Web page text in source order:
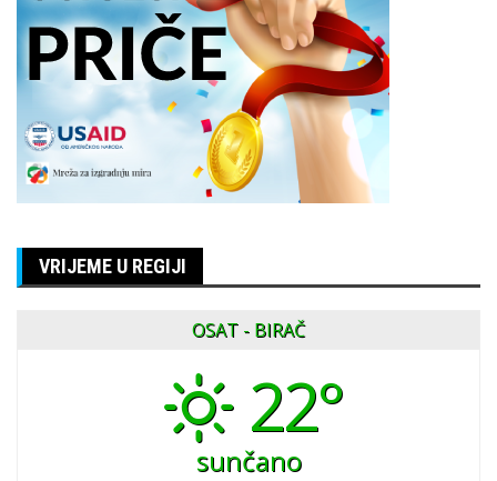
VRIJEME U REGIJI
OSAT - BIRAČ
22°
sunčano